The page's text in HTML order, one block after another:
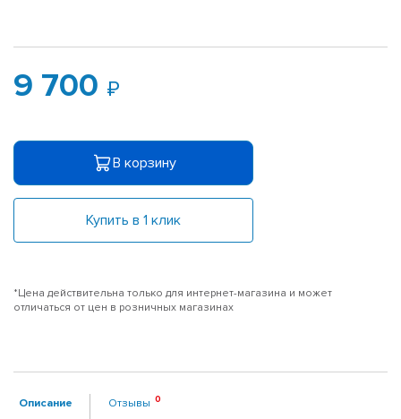
9 700
В корзину
Купить в 1 клик
*Цена действительна только для интернет-магазина и может
отличаться от цен в розничных магазинах
Описание Отзывы